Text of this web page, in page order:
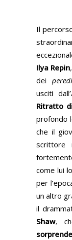
Il
Ilya Repin
dei
usciti
Ritratto
profondo
che il
scrittore
come lui
per
un altro
il
Shaw,